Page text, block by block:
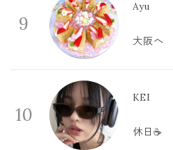
9
Ayu
大阪へ
10
KEI
休日☕️